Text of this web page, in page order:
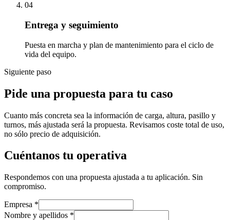
04
Entrega y seguimiento
Puesta en marcha y plan de mantenimiento para el ciclo de
vida del equipo.
Siguiente paso
Pide una propuesta para tu caso
Cuanto más concreta sea la información de carga, altura, pasillo y
turnos, más ajustada será la propuesta. Revisamos coste total de uso,
no sólo precio de adquisición.
Cuéntanos tu operativa
Respondemos con una propuesta ajustada a tu aplicación. Sin
compromiso.
Empresa *
Nombre y apellidos *